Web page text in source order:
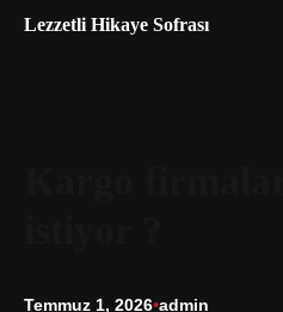
Lezzetli Hikaye Sofrası
Temmuz 1, 2026•admin